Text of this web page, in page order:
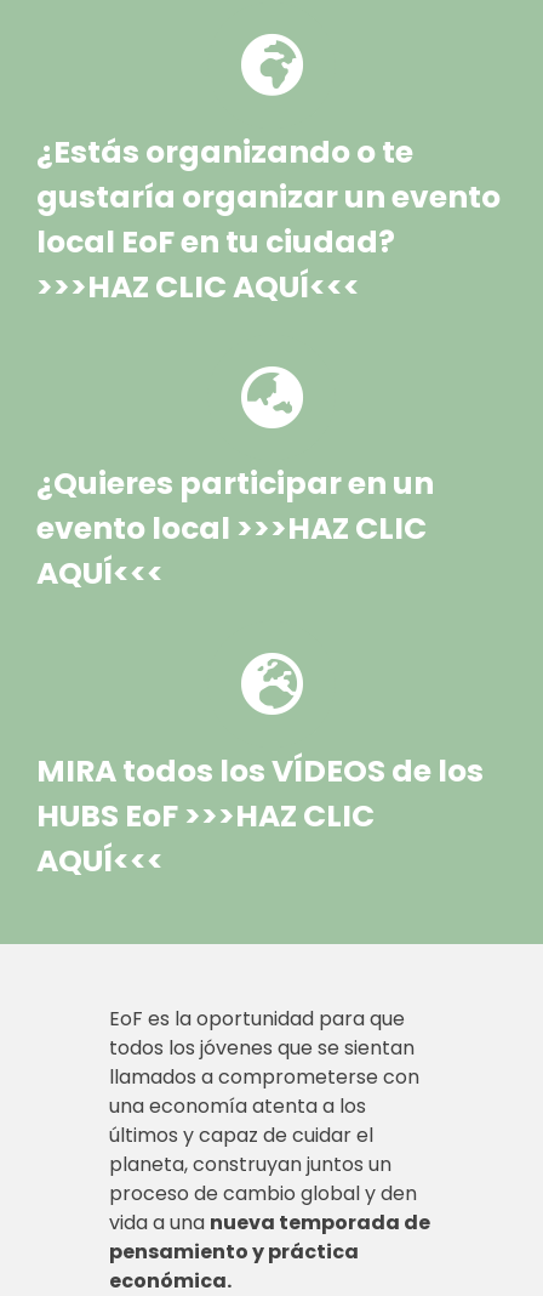
¿Estás organizando o te
gustaría organizar un evento
local EoF en tu ciudad?
>>>HAZ CLIC AQUÍ<<<
¿Quieres participar en un
evento local >>>HAZ CLIC
AQUÍ<<<
MIRA todos los VÍDEOS de los
HUBS EoF >>>HAZ CLIC
AQUÍ<<<
EoF es la oportunidad para que
todos los jóvenes que se sientan
llamados a comprometerse con
una economía atenta a los
últimos y capaz de cuidar el
planeta, construyan juntos un
proceso de cambio global y den
vida a una nueva temporada de
pensamiento y práctica
económica.